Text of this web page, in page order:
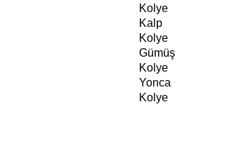
Kolye
Kalp
Kolye
Gümüş
Kolye
Yonca
Kolye